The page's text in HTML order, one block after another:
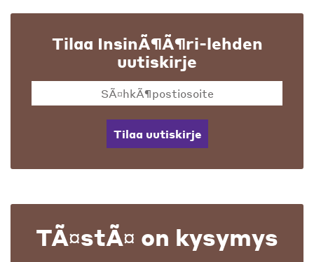
Tilaa InsinÃ¶Ã¶ri-lehden
uutiskirje
Tilaa uutiskirje
TÃ¤stÃ¤ on kysymys